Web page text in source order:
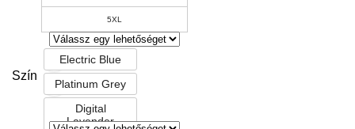
5XL
Szín
Electric Blue
Platinum Grey
Digital
Lavender